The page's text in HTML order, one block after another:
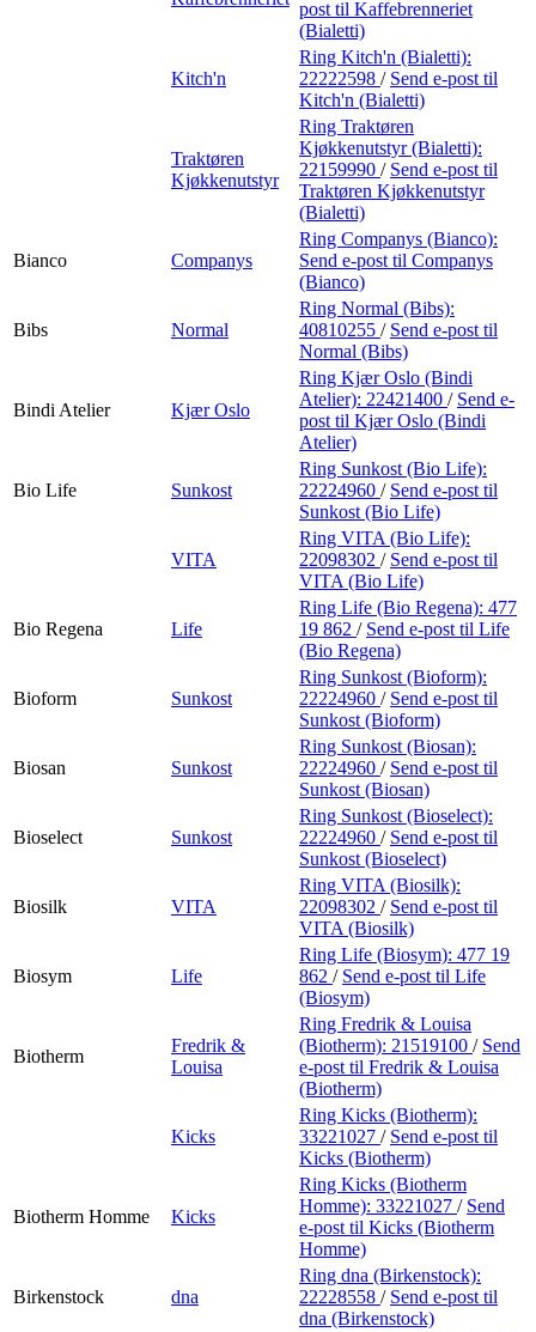
post til Kaffebrenneriet
(Bialetti)
Kitch'n
Ring Kitch'n (Bialetti):
22222598 / Send e-post til
Kitch'n (Bialetti)
Traktøren
Kjøkkenutstyr
Ring Traktøren
Kjøkkenutstyr (Bialetti):
22159990 / Send e-post til
Traktøren Kjøkkenutstyr
(Bialetti)
Bianco Companys
Ring Companys (Bianco):
Send e-post til Companys
(Bianco)
Bibs Normal
Ring Normal (Bibs):
40810255 / Send e-post til
Normal (Bibs)
Bindi Atelier Kjær Oslo
Ring Kjær Oslo (Bindi
Atelier): 22421400 / Send e-
post til Kjær Oslo (Bindi
Atelier)
Bio Life Sunkost
Ring Sunkost (Bio Life):
22224960 / Send e-post til
Sunkost (Bio Life)
VITA
Ring VITA (Bio Life):
22098302 / Send e-post til
VITA (Bio Life)
Bio Regena Life
Ring Life (Bio Regena): 477
19 862 / Send e-post til Life
(Bio Regena)
Bioform Sunkost
Ring Sunkost (Bioform):
22224960 / Send e-post til
Sunkost (Bioform)
Biosan Sunkost
Ring Sunkost (Biosan):
22224960 / Send e-post til
Sunkost (Biosan)
Bioselect Sunkost
Ring Sunkost (Bioselect):
22224960 / Send e-post til
Sunkost (Bioselect)
Biosilk VITA
Ring VITA (Biosilk):
22098302 / Send e-post til
VITA (Biosilk)
Biosym Life
Ring Life (Biosym): 477 19
862 / Send e-post til Life
(Biosym)
Biotherm
Fredrik &
Louisa
Ring Fredrik & Louisa
(Biotherm): 21519100 / Send
e-post til Fredrik & Louisa
(Biotherm)
Kicks
Ring Kicks (Biotherm):
33221027 / Send e-post til
Kicks (Biotherm)
Biotherm Homme Kicks
Ring Kicks (Biotherm
Homme): 33221027 / Send
e-post til Kicks (Biotherm
Homme)
Birkenstock dna
Ring dna (Birkenstock):
22228558 / Send e-post til
dna (Birkenstock)